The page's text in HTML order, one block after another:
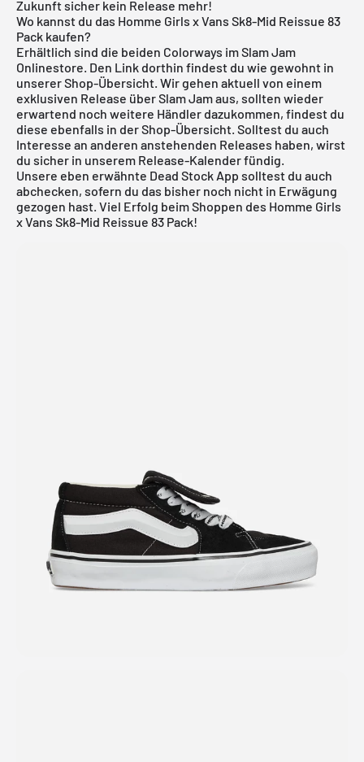
Zukunft sicher kein Release mehr!
Wo kannst du das Homme Girls x Vans Sk8-Mid Reissue 83
Pack kaufen?
Erhältlich sind die beiden Colorways imSlam Jam
Onlinestore. Den Link dorthin findest du wie gewohnt in
unserer Shop-Übersicht. Wir gehen aktuell von einem
exklusiven Release überSlam Jamaus, sollten wieder
erwartend noch weitere Händler dazukommen, findest du
diese ebenfalls in der Shop-Übersicht. Solltest du auch
Interesse an anderen anstehenden Releases haben, wirst
du sicher in unserem Release-Kalenderfündig.
Unsere eben erwähnte Dead Stock App solltest du auch
abchecken, sofern du das bisher noch nicht in Erwägung
gezogen hast. Viel Erfolg beim Shoppen des Homme Girls
x Vans Sk8-Mid Reissue 83 Pack!